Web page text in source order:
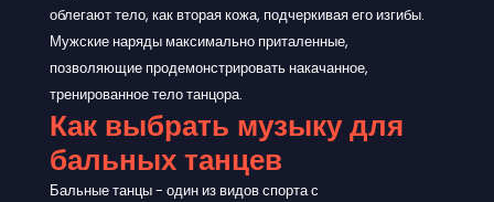
облегают тело, как вторая кожа, подчеркивая его изгибы.
Мужские наряды максимально приталенные,
позволяющие продемонстрировать накачанное,
тренированное тело танцора.
Как выбрать музыку для
бальных танцев
Бальные танцы - один из видов спорта с